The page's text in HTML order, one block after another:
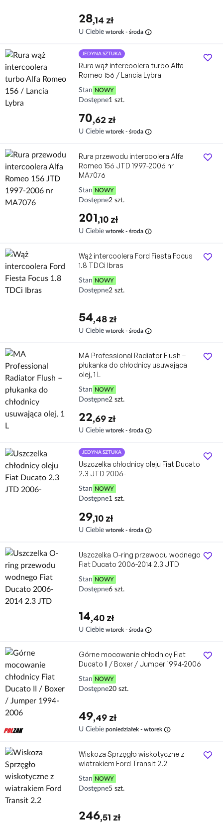
28,14 zł
U Ciebie wtorek - środa info
JEDYNA SZTUKA
Rura wąż intercoolera turbo Alfa
Romeo 156 / Lancia Lybra
Stan NOWY
Dostępne1 szt.
70,62 zł
U Ciebie wtorek - środa info
Rura przewodu intercoolera Alfa
Romeo 156 JTD 1997-2006 nr
MA7076
Stan NOWY
Dostępne2 szt.
201,10 zł
U Ciebie wtorek - środa info
Wąż intercoolera Ford Fiesta Focus
1.8 TDCi Ibras
Stan NOWY
Dostępne2 szt.
54,48 zł
U Ciebie wtorek - środa info
MA Professional Radiator Flush –
płukanka do chłodnicy usuwająca
olej, 1 L
Stan NOWY
Dostępne2 szt.
22,69 zł
U Ciebie wtorek - środa info
JEDYNA SZTUKA
Uszczelka chłodnicy oleju Fiat Ducato
2.3 JTD 2006-
Stan NOWY
Dostępne1 szt.
29,10 zł
U Ciebie wtorek - środa info
Uszczelka O-ring przewodu wodnego
Fiat Ducato 2006-2014 2.3 JTD
Stan NOWY
Dostępne6 szt.
14,40 zł
U Ciebie wtorek - środa info
Górne mocowanie chłodnicy Fiat
Ducato II / Boxer / Jumper 1994-2006
Stan NOWY
Dostępne20 szt.
49,49 zł
U Ciebie poniedziałek - wtorek info
Wiskoza Sprzęgło wiskotyczne z
wiatrakiem Ford Transit 2.2
Stan NOWY
Dostępne5 szt.
246,51 zł